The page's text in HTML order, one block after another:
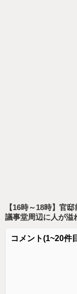
【16時～18時】官
議事堂周辺に人が溢
コメント(1~20件